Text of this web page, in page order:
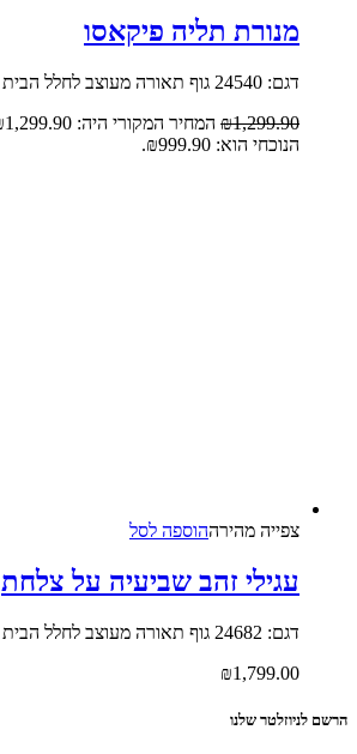
מנורת תליה פיקאסו
דגם: 24540 גוף תאורה מעוצב לחלל הבית
₪1,299.90 המחיר המקורי היה: ₪1,299.90.
הנוכחי הוא: ₪999.90.
צפייה‬ ‫מהירה‬הוספה לסל
עגילי זהב שביעיה על צלחת
דגם: 24682 גוף תאורה מעוצב לחלל הבית
₪1,799.00
הרשם לניוזלטר שלנו